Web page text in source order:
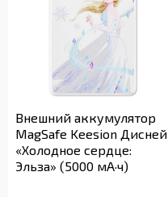
Внешний аккумулятор
MagSafe Keesion Дисней
«Холодное сердце:
Эльза» (5000 мА·ч)